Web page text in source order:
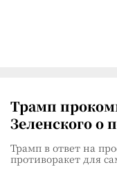
Трамп
Зеленского о
Трамп в ответ на
противоракет для